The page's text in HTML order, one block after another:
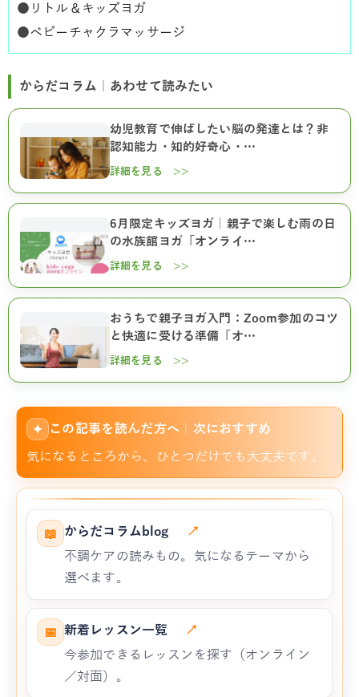
● リトル＆キッズヨガ
●ベビーチャクラマッサージ
からだコラム｜あわせて読みたい
幼児教育で伸ばしたい脳の発達とは？非
認知能力・知的好奇心・…
詳細を見る >>
6月限定キッズヨガ｜親子で楽しむ雨の日
の水族館ヨガ「オンライ…
詳細を見る >>
おうちで親子ヨガ入門：Zoom参加のコツ
と快適に受ける準備「オ…
詳細を見る >>
✦ この記事を読んだ方へ｜次におすすめ
気になるところから、ひとつだけでも大丈夫です。
📖 からだコラムblog
↗
不調ケアの読みもの。気になるテーマから
選べます。
📅 新着レッスン一覧
↗
今参加できるレッスンを探す（オンライン
／対面）。